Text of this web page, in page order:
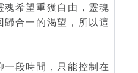
魂希望重獲自由，靈魂
歸合一的渴望，所以這
一段時間，只能控制在